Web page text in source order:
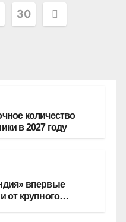
30
количество
в 2027 году
впервые
от крупного